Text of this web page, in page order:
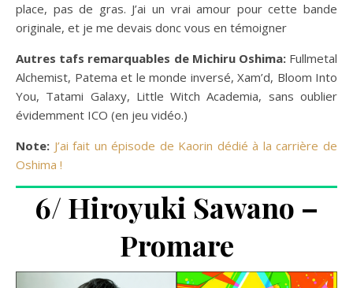
place, pas de gras. J’ai un vrai amour pour cette bande
originale, et je me devais donc vous en témoigner
Autres tafs remarquables de Michiru Oshima: Fullmetal
Alchemist, Patema et le monde inversé, Xam’d, Bloom Into
You, Tatami Galaxy, Little Witch Academia, sans oublier
évidemment ICO (en jeu vidéo.)
Note: J’ai fait un épisode de Kaorin dédié à la carrière de
Oshima !
6/ Hiroyuki Sawano –
Promare